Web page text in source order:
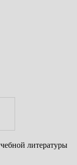
литературы